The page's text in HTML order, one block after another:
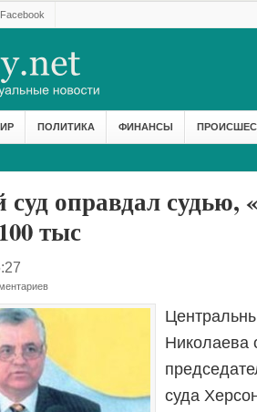
Facebook
ПОЛИТИКА ФИНАНСЫ
оправдал судью,
тыс
Николаева
суда